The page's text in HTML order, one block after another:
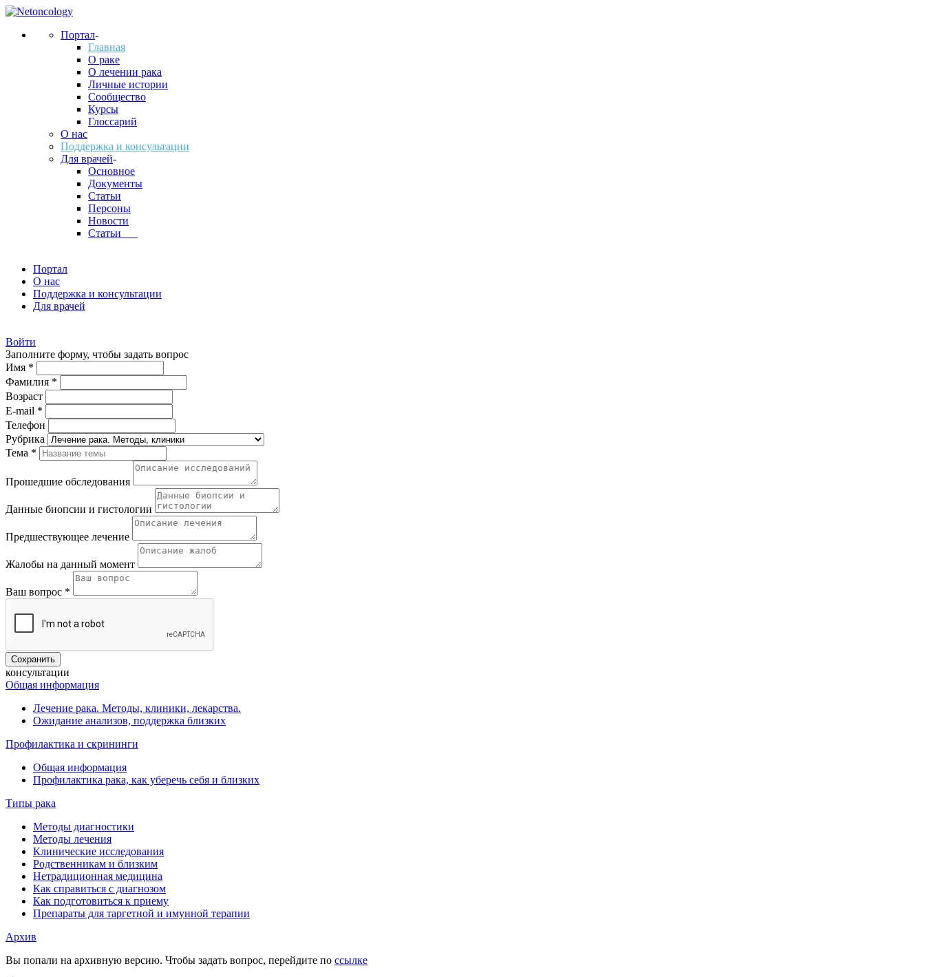
Портал-
Главная
О раке
О лечении рака
Личные истории
Сообщество
Курсы
Глоссарий
О нас
Поддержка и консультации
Для врачей-
Основное
Документы
Статьи
Персоны
Новости
Статьи___
Портал
О нас
Поддержка и консультации
Для врачей
Войти
Заполните форму, чтобы задать вопрос
Имя *
Фамилия *
Возраст
E-mail *
Телефон
Рубрика
Тема *
Прошедшие обследования
Данные биопсии и гистологии
Предшествующее лечение
Жалобы на данный момент
Ваш вопрос *
консультации
Общая информация
Лечение рака. Методы, клиники, лекарства.
Ожидание анализов, поддержка близких
Профилактика и скрининги
Общая информация
Профилактика рака, как уберечь себя и близких
Типы рака
Методы диагностики
Методы лечения
Клинические исследования
Родственникам и близким
Нетрадиционная медицина
Как справиться с диагнозом
Как подготовиться к приему
Препараты для таргетной и имунной терапии
Архив
Вы попали на архивную версию. Чтобы задать вопрос, перейдите по ссылке